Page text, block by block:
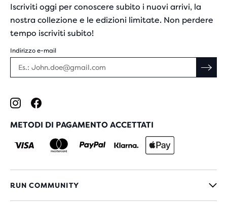
Iscriviti oggi per conoscere subito i nuovi arrivi, la
nostra collezione e le edizioni limitate. Non perdere
tempo iscriviti subito!
Indirizzo e-mail
METODI DI PAGAMENTO ACCETTATI
RUN COMMUNITY